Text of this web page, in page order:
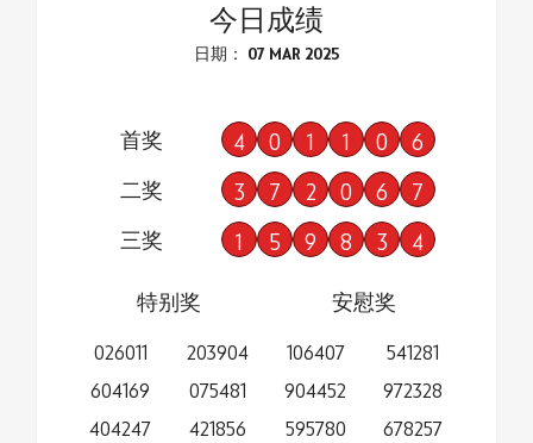
今日成绩
日期： 07 MAR 2025
首奖 4 0 1 1 0 6
二奖 3 7 2 0 6 7
三奖 1 5 9 8 3 4
特别奖
026011
604169
404247
203904
075481
421856
安慰奖
106407
904452
595780
541281
972328
678257